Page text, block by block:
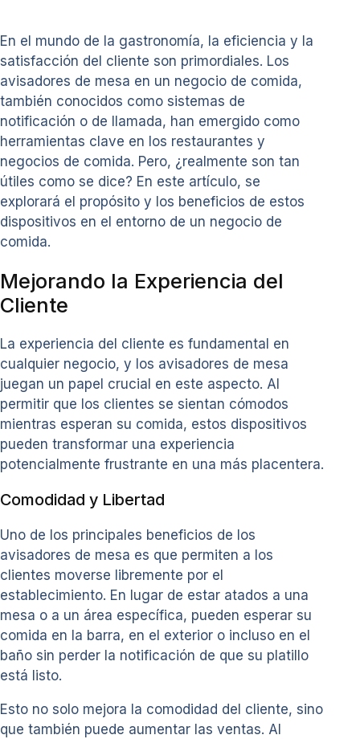
En el mundo de la gastronomía, la eficiencia y la
satisfacción del cliente son primordiales. Los
avisadores de mesa en un negocio de comida,
también conocidos como sistemas de
notificación o de llamada, han emergido como
herramientas clave en los restaurantes y
negocios de comida. Pero, ¿realmente son tan
útiles como se dice? En este artículo, se
explorará el propósito y los beneficios de estos
dispositivos en el entorno de un negocio de
comida.
Mejorando la Experiencia del
Cliente
La experiencia del cliente es fundamental en
cualquier negocio, y los avisadores de mesa
juegan un papel crucial en este aspecto. Al
permitir que los clientes se sientan cómodos
mientras esperan su comida, estos dispositivos
pueden transformar una experiencia
potencialmente frustrante en una más placentera.
Comodidad y Libertad
Uno de los principales beneficios de los
avisadores de mesa es que permiten a los
clientes moverse libremente por el
establecimiento. En lugar de estar atados a una
mesa o a un área específica, pueden esperar su
comida en la barra, en el exterior o incluso en el
baño sin perder la notificación de que su platillo
está listo.
Esto no solo mejora la comodidad del cliente, sino
que también puede aumentar las ventas. Al